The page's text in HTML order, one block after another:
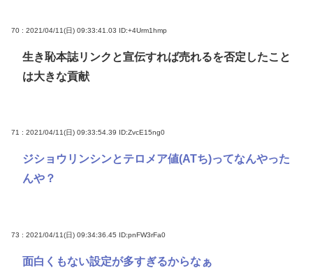
70 : 2021/04/11(日) 09:33:41.03 ID:+4Urm1hmp
生き恥本誌リンクと宣伝すれば売れるを否定したこと
は大きな貢献
71 : 2021/04/11(日) 09:33:54.39 ID:ZvcE15ng0
ジショウリンシンとテロメア値(ATち)ってなんやった
んや？
73 : 2021/04/11(日) 09:34:36.45 ID:pnFW3rFa0
面白くもない設定が多すぎるからなぁ